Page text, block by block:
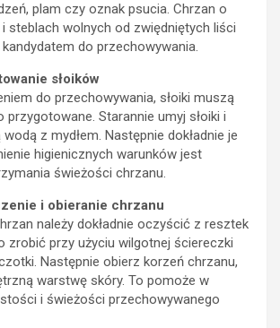
plam czy oznak psucia. Chrzan o
steblach wolnych od zwiędniętych liści
do przechowywania.
słoików
do przechowywania, słoiki muszą
przygotowane. Starannie umyj słoiki i
z mydłem. Następnie dokładnie je
higienicznych warunków jest
świeżości chrzanu.
i obieranie chrzanu
należy dokładnie oczyścić z resztek
zrobić przy użyciu wilgotnej ściereczki
Następnie obierz korzeń chrzanu,
warstwę skóry. To pomoże w
i świeżości przechowywanego